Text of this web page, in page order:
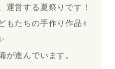
運営する夏祭りです！
もたちの手作り作品✌
が進んでいます。